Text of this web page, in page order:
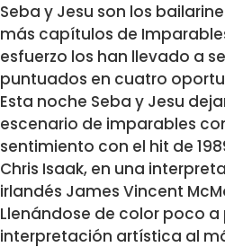
Seba y Jesu son los
más capítulos de
esfuerzo los han llevado a
puntuados en cuatro
Esta noche Seba y Jesu
escenario de imparables
sentimiento con el hit de
Chris Isaak, en una
irlandés James Vincent
Llenándose de color poco
interpretación artística al